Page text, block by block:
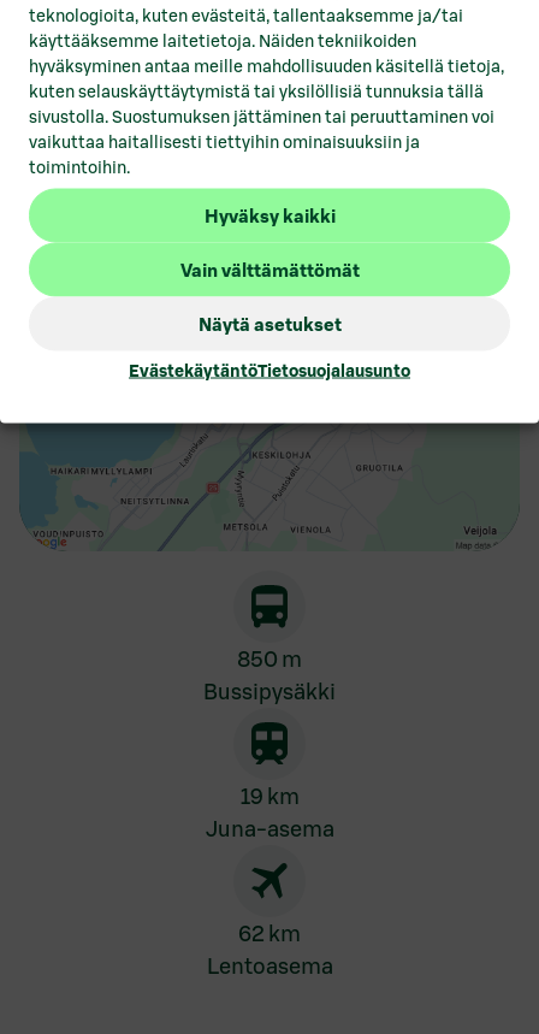
teknologioita, kuten evästeitä, tallentaaksemme ja/tai
käyttääksemme laitetietoja. Näiden tekniikoiden
hyväksyminen antaa meille mahdollisuuden käsitellä tietoja,
kuten selauskäyttäytymistä tai yksilöllisiä tunnuksia tällä
sivustolla. Suostumuksen jättäminen tai peruuttaminen voi
vaikuttaa haitallisesti tiettyihin ominaisuuksiin ja
toimintoihin.
Hyväksy kaikki
Vain välttämättömät
Näytä asetukset
EvästekäytäntöTietosuojalausunto
lomassa, lähellä Lohjan keskustan palveluita.
Läheiseltä Valtatie 25:ltä laskeutuu kohteeseen
parissa minuutissa. Pysäköintitilaa on kiinteistön
omalla piha-alueella.
Nummentie 12-14, keskusta, 08100, Lohja
850 m
Bussipysäkki
19 km
Juna-asema
62 km
Lentoasema